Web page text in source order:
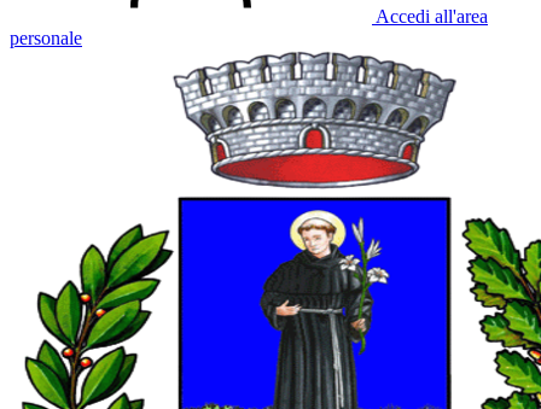
Accedi all'area
personale